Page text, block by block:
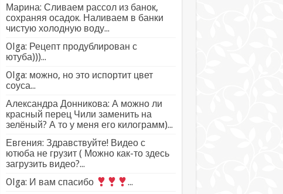
Марина: Сливаем рассол из банок,
сохраняя осадок. Наливаем в банки
чистую холодную воду...
Olga: Рецепт продублирован с
ютуба)))...
Olga: можно, но это испортит цвет
соуса...
Александра Донникова: А можно ли
красный перец Чили заменить на
зелёный? А то у меня его килограмм)...
Евгения: Здравствуйте! Видео с
ютюба не грузит ( Можно как-то здесь
загрузить видео?...
Olga: И вам спасибо
...